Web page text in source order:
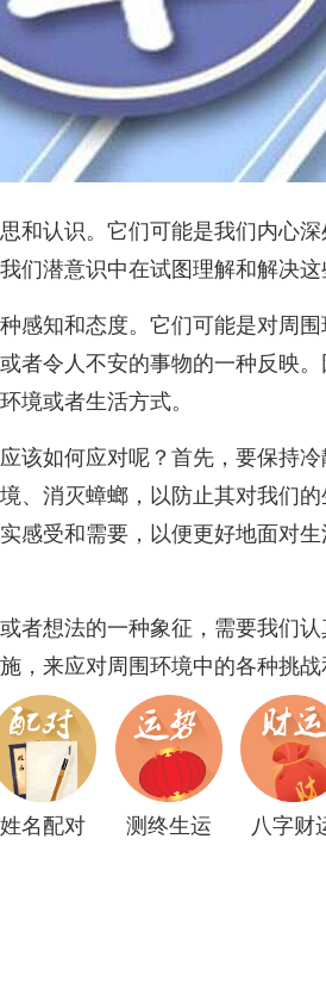
和认识。它们可能是我们内心
潜意识中在试图理解和解决这
感知和态度。它们可能是对周
者令人不安的事物的一种反映
境或者生活方式。
该如何应对呢？首先，要保持
消灭蟑螂，以防止其对我们的
感受和需要，以便更好地面对
想法的一种象征，需要我们认
来应对周围环境中的各种挑战
姓名配对 测终生运 八字财